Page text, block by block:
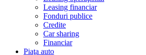
Leasing financiar
Fonduri publice
Credite
Car sharing
Financiar
Piaţa auto